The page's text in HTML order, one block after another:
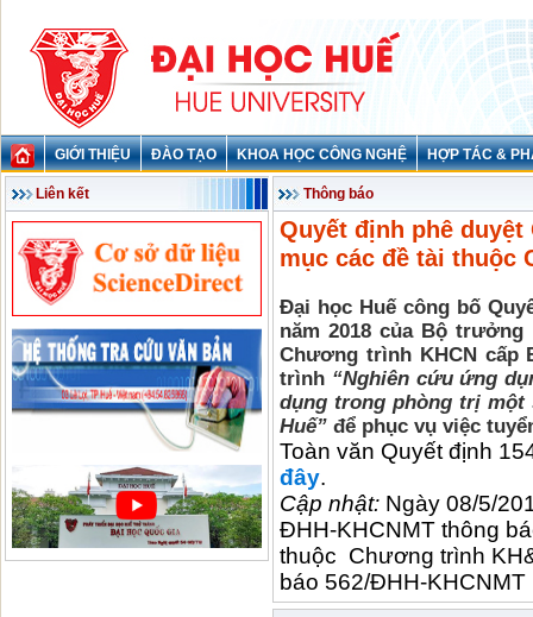
GIỚI THIỆU ĐÀO TẠO KHOA HỌC CÔNG NGHỆ HỢP TÁC &
Liên kết Thông báo
Quyết định phê duyệt
mục các đề tài thuộc
Đại học Huế công bố
năm 2018 của Bộ
Chương trình KHCN cấp
trình “Nghiên cứu ứng
dụng trong phòng trị một
Huế” để phục vụ việc
Toàn văn Quyết định
đây.
Cập nhật: Ngày 08/5/
ĐHH-KHCNMT thông
thuộc Chương trình
báo 562/ĐHH-